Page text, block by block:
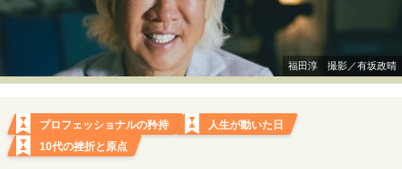
注目の記事テーマで探す
運命を変えた出会い 決断の裏側
挫折からの再起
未知への挑戦
福田淳 撮影／有坂政晴
プロフェッショナルの矜持
人生が動いた日
10代の挫折と原点